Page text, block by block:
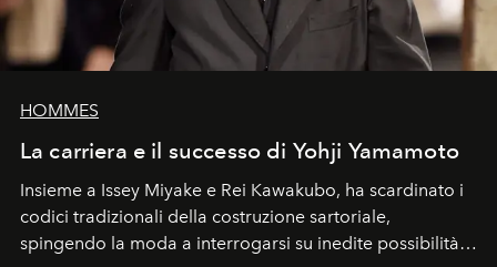
HOMMES
La carriera e il successo di Yohji Yamamoto
Insieme a Issey Miyake e Rei Kawakubo, ha scardinato i
codici tradizionali della costruzione sartoriale,
spingendo la moda a interrogarsi su inedite possibilità